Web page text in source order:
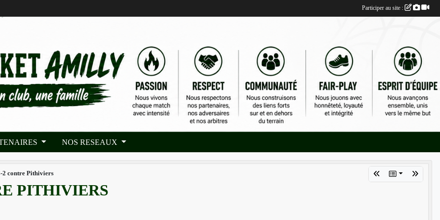
NOS RESEAUX
2 contre Pithiviers
PITHIVIERS
Participer au site :